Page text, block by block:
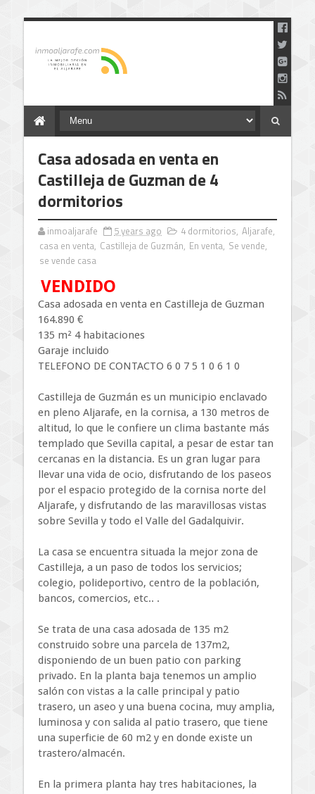
Casa adosada en venta en
Castilleja de Guzman de 4
dormitorios
inmoaljarafe 5 years ago 4 dormitorios, Aljarafe,
casa en venta, Castilleja de Guzmán, En venta, Se vende,
se vende casa
VENDIDO
Casa adosada en venta en Castilleja de Guzman
164.890 €
135 m² 4 habitaciones
Garaje incluido
TELEFONO DE CONTACTO 6 0 7 5 1 0 6 1 0
Castilleja de Guzmán es un municipio enclavado
en pleno Aljarafe, en la cornisa, a 130 metros de
altitud, lo que le confiere un clima bastante más
templado que Sevilla capital, a pesar de estar tan
cercanas en la distancia. Es un gran lugar para
llevar una vida de ocio, disfrutando de los paseos
por el espacio protegido de la cornisa norte del
Aljarafe, y disfrutando de las maravillosas vistas
sobre Sevilla y todo el Valle del Gadalquivir.
La casa se encuentra situada la mejor zona de
Castilleja, a un paso de todos los servicios;
colegio, polideportivo, centro de la población,
bancos, comercios, etc.. .
Se trata de una casa adosada de 135 m2
construido sobre una parcela de 137m2,
disponiendo de un buen patio con parking
privado. En la planta baja tenemos un amplio
salón con vistas a la calle principal y patio
trasero, un aseo y una buena cocina, muy amplia,
luminosa y con salida al patio trasero, que tiene
una superficie de 60 m2 y en donde existe un
trastero/almacén.
En la primera planta hay tres habitaciones, la